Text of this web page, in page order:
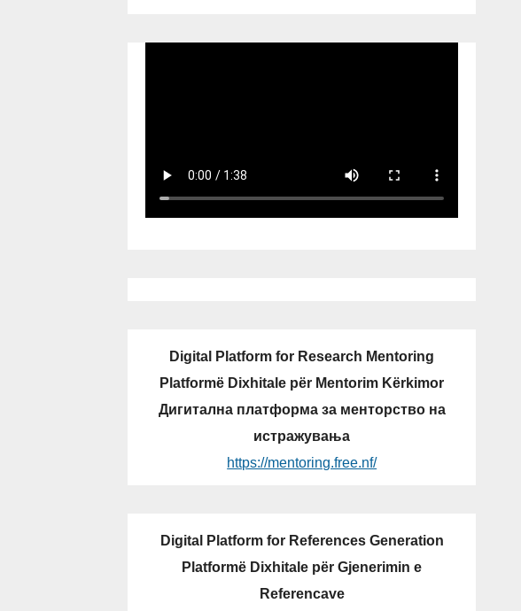
Digital Platform for Research Mentoring
Platformë Dixhitale për Mentorim Kërkimor
Дигитална платформа за менторство на
истражувања
https://mentoring.free.nf/
Digital Platform for References Generation
Platformë Dixhitale për Gjenerimin e
Referencave